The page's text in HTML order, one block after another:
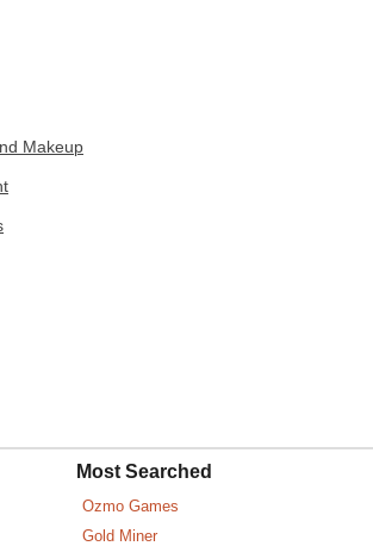
Makeup
Most Searched
Ozmo Games
Gold Miner